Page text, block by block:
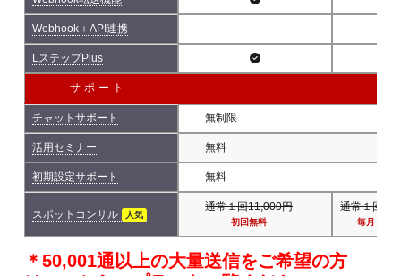
Webhook＋API連携
LステップPlus
サポート
チャットサポート 無制限
活用セミナー 無料
初期設定サポート 無料
スポットコンサル 人気
通常１回11,000円
初回無料
通常１回
毎月１回
＊50,001通以上の大量送信をご希望の方